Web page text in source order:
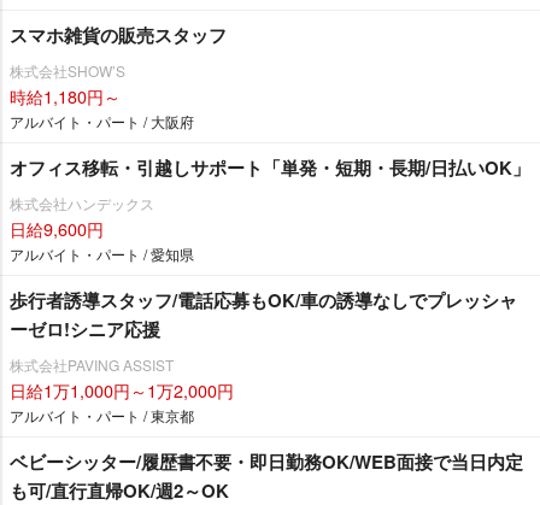
スマホ雑貨の販売スタッフ
株式会社SHOW’S
時給1,180円～
アルバイト・パート / 大阪府
オフィス移転・引越しサポート「単発・短期・長期/日払いOK」
株式会社ハンデックス
日給9,600円
アルバイト・パート / 愛知県
歩行者誘導スタッフ/電話応募もOK/車の誘導なしでプレッシャ
ーゼロ!シニア応援
株式会社PAVING ASSIST
日給1万1,000円～1万2,000円
アルバイト・パート / 東京都
ベビーシッター/履歴書不要・即日勤務OK/WEB面接で当日内定
も可/直行直帰OK/週2～OK